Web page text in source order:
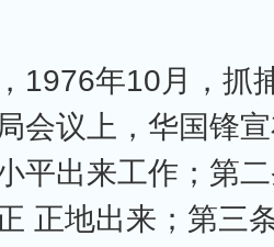
1976年10月，抓
会议上，华国锋
平出来工作；第
正地出来；第三